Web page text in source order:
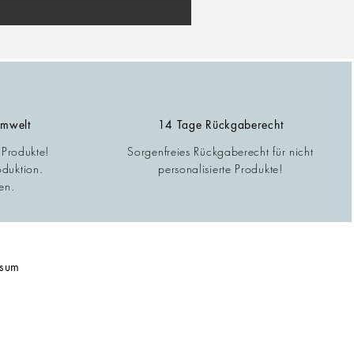
14 Tage Rückgaberecht
Sorgenfreies Rückgaberecht für nicht
personalisierte Produkte!